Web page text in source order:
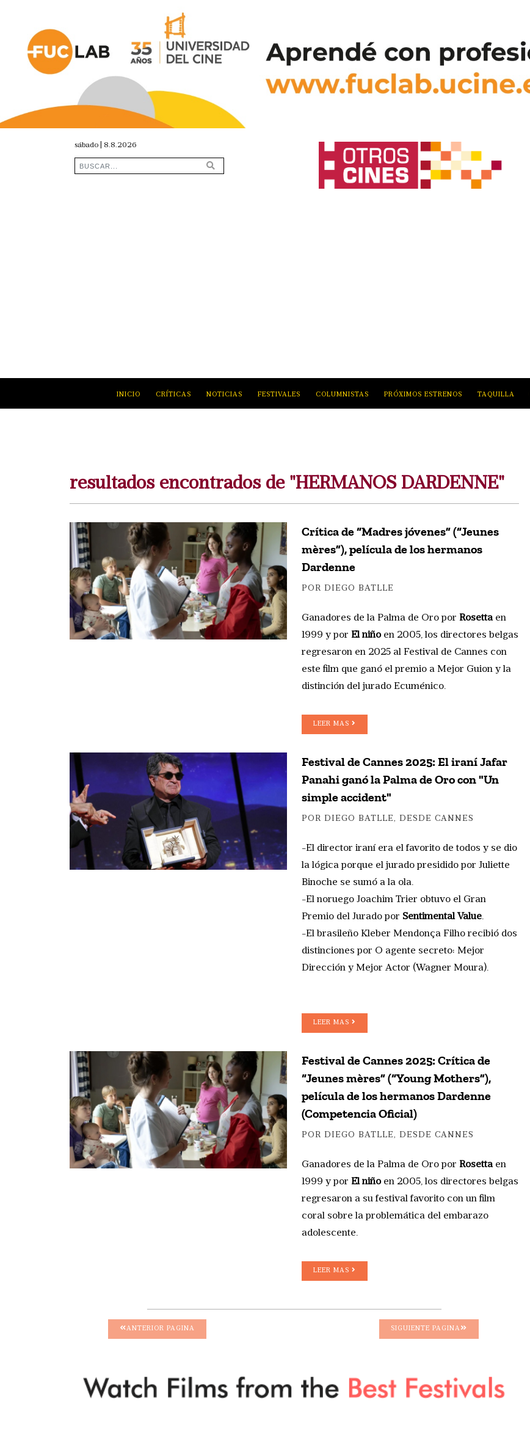
sábado | 8.8.2026
INICIO CRÍTICAS NOTICIAS FESTIVALES COLUMNISTAS PRÓXIMOS ESTRENOS TAQUILLA
resultados encontrados de "HERMANOS DARDENNE"
Crítica de “Madres jóvenes” (“Jeunes
mères”), película de los hermanos
Dardenne
POR DIEGO BATLLE
Ganadores de la Palma de Oro por Rosettaen
1999 y por El niñoen 2005, los directores belgas
regresaron en 2025 al Festival de Cannes con
este film que ganó el premio a Mejor Guion y la
distinción del jurado Ecuménico.
LEER MAS
Festival de Cannes 2025: El iraní Jafar
Panahi ganó la Palma de Oro con "Un
simple accident"
POR DIEGO BATLLE, DESDE CANNES
-El director iraní era el favorito de todos y se dio
la lógica porque el jurado presidido por Juliette
Binoche se sumó a la ola.
-El noruego Joachim Trier obtuvo el Gran
Premio del Jurado por Sentimental Value.
-El brasileño Kleber Mendonça Filho recibió dos
distinciones por O agente secreto: Mejor
Dirección y Mejor Actor (Wagner Moura).
LEER MAS
Festival de Cannes 2025: Crítica de
“Jeunes mères” (“Young Mothers”),
película de los hermanos Dardenne
(Competencia Oficial)
POR DIEGO BATLLE, DESDE CANNES
Ganadores de la Palma de Oro por Rosettaen
1999 y por El niñoen 2005, los directores belgas
regresaron a su festival favorito con un film
coral sobre la problemática del embarazo
adolescente.
LEER MAS
ANTERIOR PAGINA SIGUIENTE PAGINA